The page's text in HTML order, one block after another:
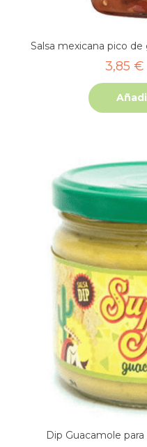
Salsa mexicana pico
3,85 €
Dip Guacamole